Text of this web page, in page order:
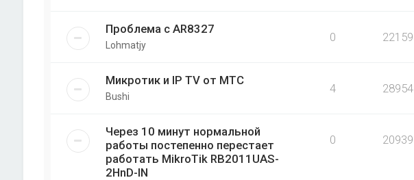
Проблема с AR8327
Lohmatjy
0 22159
Микротик и IP TV от МТС
Bushi
4 28954
Через 10 минут нормальной
работы постепенно перестает
работать MikroTik RB2011UAS-
2HnD-IN
0 20939